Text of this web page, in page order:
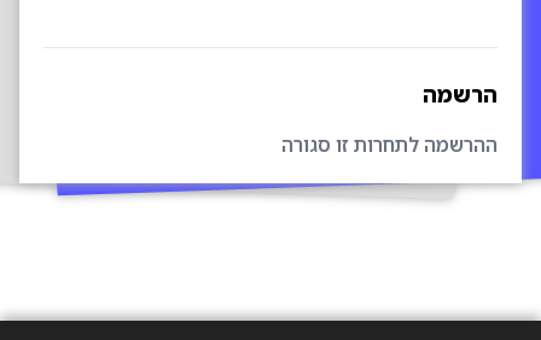
לתחרות זו סגורה